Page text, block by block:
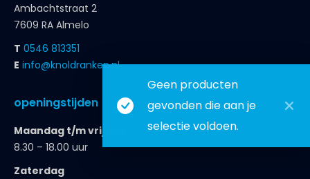
Geen producten
gevonden die aan je
selectie voldoen.
Ambachtstraat 2
7609 RA Almelo
T 0546 813351
E info@knoldranken.nl
openingstijden
Maandag t/m vrijdag
8.30 – 18.00 uur
Zaterdag